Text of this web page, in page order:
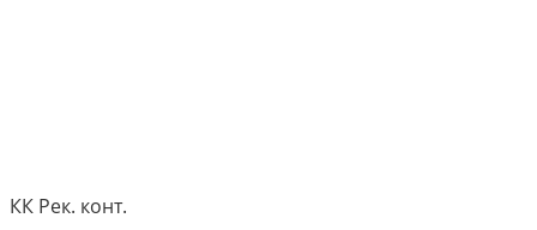
КК Рек. конт.